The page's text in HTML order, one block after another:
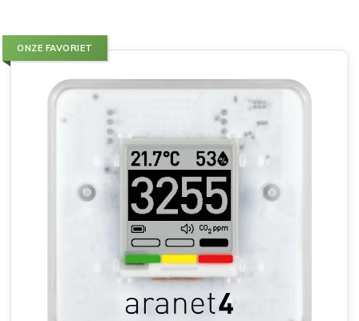
ONZE FAVORIET